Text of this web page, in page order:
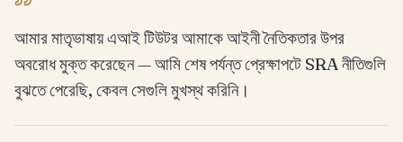
আমার মাতৃভাষায় এআই টিউটর আমাকে আইনী নৈতিকতার উপর
অবরোধ মুক্ত করেছেন — আমি শেষ পর্যন্ত প্রেক্ষাপটে SRA নীতিগুলি
বুঝতে পেরেছি, কেবল সেগুলি মুখস্থ করিনি।